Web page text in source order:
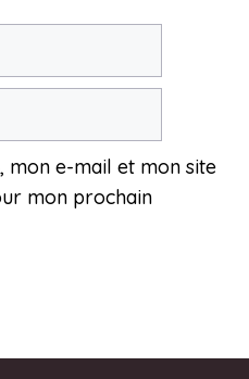
mon e-mail et mon site
mon prochain